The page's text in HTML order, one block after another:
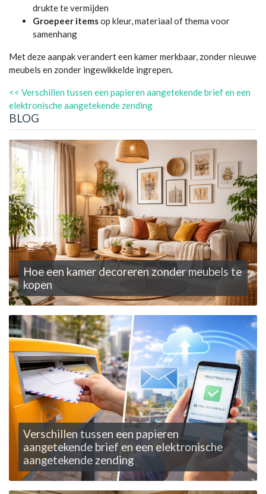
drukte te vermijden
Groepeer itemsop kleur, materiaal of thema voor
samenhang
Met deze aanpak verandert een kamer merkbaar, zonder nieuwe
meubels en zonder ingewikkelde ingrepen.
<< Verschillen tussen een papieren aangetekende brief en een
elektronische aangetekende zending
BLOG
Hoe een kamer decoreren zonder meubels te
kopen
Verschillen tussen een papieren
aangetekende brief en een elektronische
aangetekende zending